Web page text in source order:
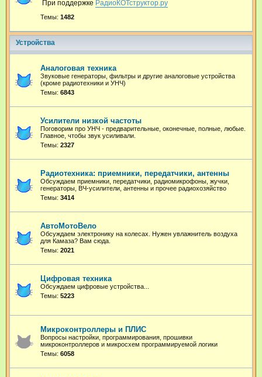
При поддержке РадиоКОТструктор.ру
Темы: 1482
Устройства
Аналоговая техника
Звуковые генераторы, фильтры и другие аналоговые устройства
(кроме радиотехники и УНЧ)
Темы: 6843
Усилители низкой частоты
Поговорим про УНЧ - предварительные, оконечные, полные, любые.
Главное, чтобы звук усиливали.
Темы: 2327
Радиотехника: приемники, передатчики, антенны
Обсуждаем приемники, передатчики, радиомикрофоны, жучки,
генераторы, ВЧ-усилители, антенны и прочее радиохозяйство
Темы: 3414
АвтоМотоВело
Обсуждаем электронику на колесах. Нужен увлажнитель воздуха
для Камаза? Вам сюда.
Темы: 2021
Цифровая техника
Обсуждаем цифровые устройства...
Темы: 5223
Микроконтроллеры и ПЛИС
Вопросы настройки, программирования, прошивки
микроконтроллеров и микросхем программируемой логики
Темы: 6058